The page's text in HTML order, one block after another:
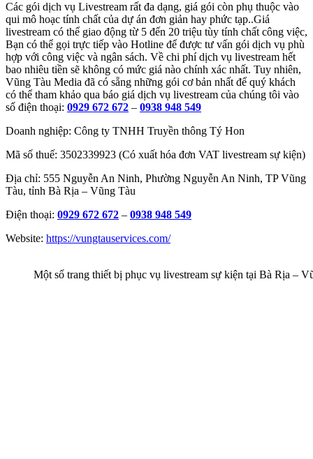
Các gói dịch vụ Livestream rất đa dạng, giá gói còn phụ thuộc vào
qui mô hoạc tính chất của dự án đơn giản hay phức tạp..Giá
livestream có thể giao động từ 5 đến 20 triệu tùy tính chất công việc,
Bạn có thể gọi trực tiếp vào Hotline để được tư vấn gói dịch vụ phù
hợp với công việc và ngân sách. Về chi phí dịch vụ livestream hết
bao nhiêu tiền sẽ không có mức giá nào chính xác nhất. Tuy nhiên,
Vũng Tàu Media đã có sẵng những gói cơ bản nhất để quý khách
có thể tham khảo qua báo giá dịch vụ livestream của chúng tôi vào
số điện thoại: 0929 672 672 – 0938 948 549
Doanh nghiệp: Công ty TNHH Truyền thông Tý Hon
Mã số thuế: 3502339923 (Có xuất hóa đơn VAT livestream sự kiện)
Địa chỉ: 555 Nguyễn An Ninh, Phường Nguyễn An Ninh, TP Vũng
Tàu, tỉnh Bà Rịa – Vũng Tàu
Điện thoại: 0929 672 672 – 0938 948 549
Website: https://vungtauservices.com/
Một số trang thiết bị phục vụ livestream sự kiện tại Bà Rịa –